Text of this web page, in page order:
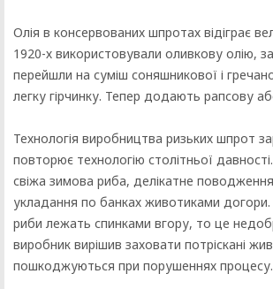
Олія в консервованих шпротах відіграє
1920-х використовували оливкову олію,
перейшли на суміш соняшникової і
легку гірчинку. Тепер додають рапсову
Технологія виробництва ризьких шпрот
повторює технологію столітньої
свіжа зимова риба, делікатне поводження
укладання по банках животиками
риби лежать спинками вгору, то це
виробник вирішив заховати потріскані
пошкоджуються при порушеннях процесу.